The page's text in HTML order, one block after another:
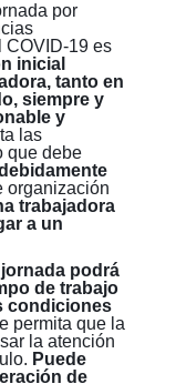
por
COVID-19 es
inicial
tanto en
siempre y
y
las
que debe
organización
trabajadora
a un
podrá
de trabajo
condiciones
permita que la
la atención
Puede
de